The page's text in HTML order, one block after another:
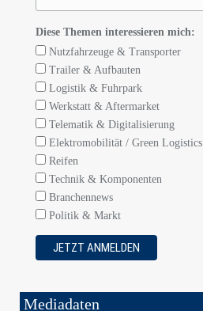
Diese Themen interessieren mich:
Nutzfahrzeuge & Transporter
Trailer & Aufbauten
Logistik & Fuhrpark
Werkstatt & Aftermarket
Telematik & Digitalisierung
Elektromobilität / Green Logistics
Reifen
Technik & Komponenten
Branchennews
Politik & Markt
Mediadaten